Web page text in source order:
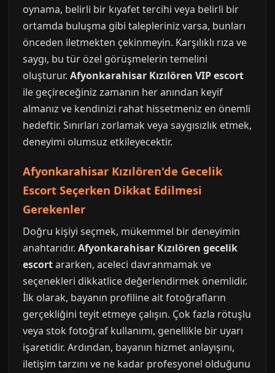
oynama, belirli bir kıyafet tercihi veya belirli bir
ortamda buluşma gibi talepleriniz varsa, bunları
önceden iletmekten çekinmeyin. Karşılıklı rıza ve
saygı, bu tür özel görüşmelerin temelini
oluşturur. Afyonkarahisar Kızılören VIP escort
ile geçireceğiniz zamanın her anından keyif
almanız ve kendinizi rahat hissetmeniz en önemli
hedeftir. Sınırları zorlamak veya saygısızlık etmek,
deneyimi olumsuz etkileyecektir.
Afyonkarahisar Kızılören'de Gecelik
Escort Seçerken Dikkat Edilmesi
Gerekenler
Doğru kişiyi seçmek, mükemmel bir deneyimin
anahtarıdır. Afyonkarahisar Kızılören gecelik
escortararken, aceleci davranmamak ve
seçenekleri dikkatlice değerlendirmek önemlidir.
İlk olarak, bayanın profiline ait fotoğrafların
gerçekliğini teyit etmeye çalışın. Çok fazla rötuşlu
veya stok fotoğraf kullanımı, genellikle bir uyarı
işaretidir. Ardından, bayanın hizmet anlayışını,
iletişim tarzını ve ne kadar profesyonel olduğunu